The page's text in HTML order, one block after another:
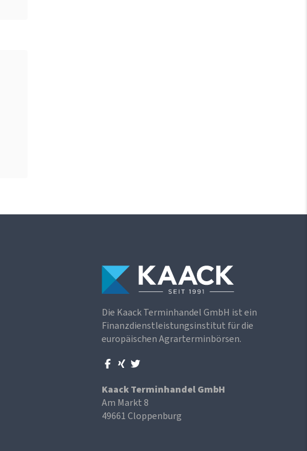
Die Kaack Terminhandel GmbH ist ein
Finanzdienstleistungsinstitut für die
europäischen Agrarterminbörsen.
Kaack Terminhandel GmbH
Am Markt 8
49661 Cloppenburg